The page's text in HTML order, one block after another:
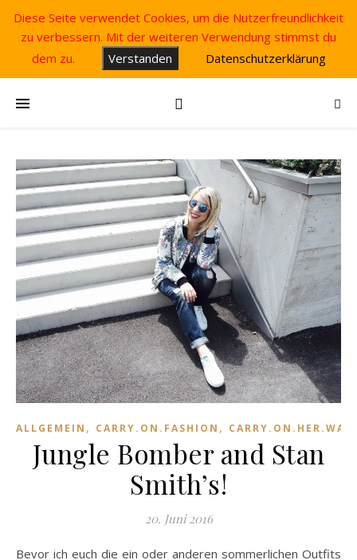
ALLGEMEIN , CARRY.ON.FASHION ,
Jungle Bomber and Stan
Smith’s!
20. Juni 2016
Bevor ich euch die ein oder anderen sommerlichen Outfits
Diese Seite verwendet Cookies, um die Nutzerfreundlichkeit
zu verbessern. Mit der weiteren Verwendung stimmst du
dem zu.
Verstanden Datenschutzerklärung